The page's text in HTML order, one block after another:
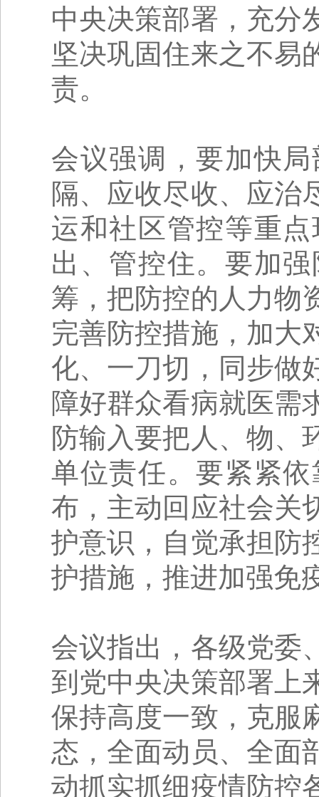
中央决策部署，充分
坚决巩固住来之不易
责。
会议强调，要加快
隔、应收尽收、应治
运和社区管控等重
出、管控住。要加
筹，把防控的人力物
完善防控措施，加大
化、一刀切，同步做
障好群众看病就医需
防输入要把人、物、
单位责任。要紧紧
布，主动回应社会关
护意识，自觉承担防
护措施，推进加强免
会议指出，各级党委
到党中央决策部署上
保持高度一致，克服
态，全面动员、全面
动抓实抓细疫情防控